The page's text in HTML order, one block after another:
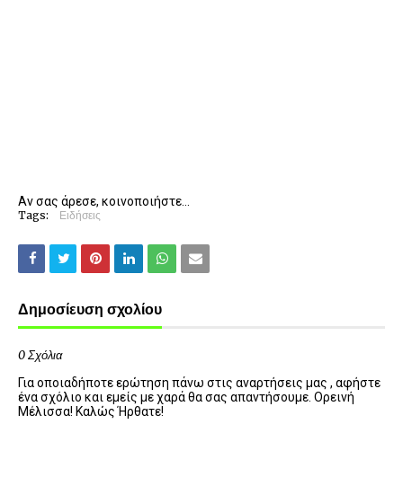
Αν σας άρεσε, κοινοποιήστε...
Tags: Ειδήσεις
Δημοσίευση σχολίου
0 Σχόλια
Για οποιαδήποτε ερώτηση πάνω στις αναρτήσεις μας , αφήστε
ένα σχόλιο και εμείς με χαρά θα σας απαντήσουμε. Ορεινή
Μέλισσα! Καλώς Ήρθατε!